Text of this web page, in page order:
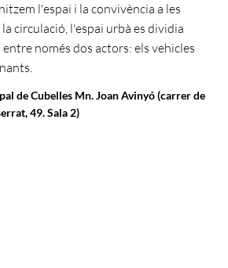
l'espai i la convivència a les
circulació, l'espai urbà es dividia
només dos actors: els vehicles
de Cubelles Mn. Joan Avinyó (carrer de
49. Sala 2)